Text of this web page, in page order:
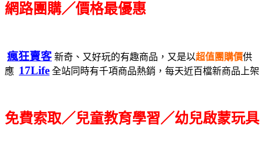
網路團購／價格最優惠
瘋狂賣客 新奇、又好玩的有趣商品，又是以超值團購價供
應 17Life 全站同時有千項商品熱銷，每天近百檔新商品上架
免費索取／兒童教育學習／幼兒啟蒙玩具